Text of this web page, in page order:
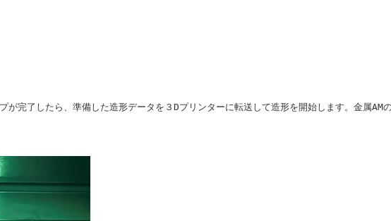
が完了したら、準備した造形データを３Dプリンターに転送して造形を開始します。金属